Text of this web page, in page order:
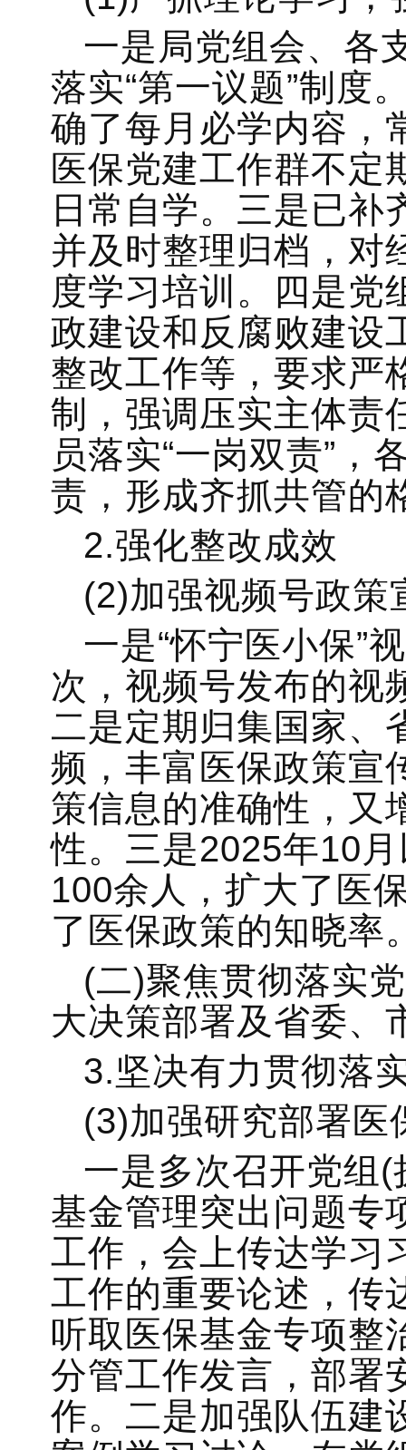
一是局党组会、各
落实“第一议题”制度
确了每月必学内容，
医保党建工作群不定
日常自学。三是已补
并及时整理归档，对
度学习培训。四是党
政建设和反腐败建设
整改工作等，要求严
制，强调压实主体责
员落实“一岗双责”，
责，形成齐抓共管的
2.强化整改成效
(2)加强视频号政策
一是“怀宁医小保”
次，视频号发布的视
二是定期归集国家、
频，丰富医保政策宣
策信息的准确性，又
性。三是2025年10
100余人，扩大了医
了医保政策的知晓率
(二)聚焦贯彻落实
大决策部署及省委、
3.坚决有力贯彻落
(3)加强研究部署医
一是多次召开党组
基金管理突出问题专
工作，会上传达学习
工作的重要论述，传
听取医保基金专项整
分管工作发言，部署
作。二是加强队伍建